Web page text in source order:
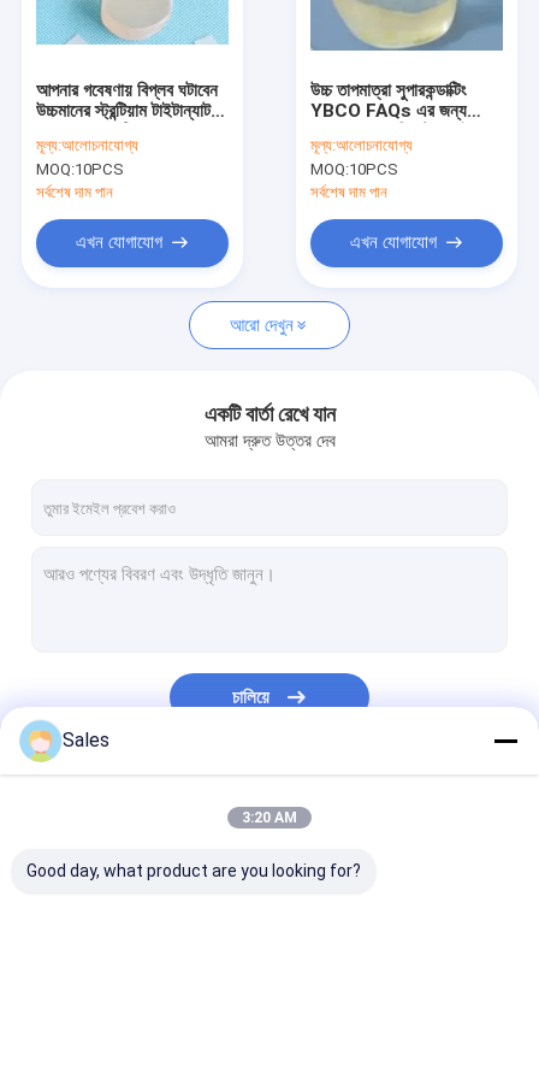
কারখানা পরিদর্শন
আমাদের সাথে যোগাযোগ
মামলা
একটি উদ্ধৃতি অনুরোধ করুন
LiTaO3 ওয়েফার
লিথিয়াম ট্যানটালেট ওয়েফার
সিলিকন বিস্কুট
আপনার গবেষণায় বিপ্লব ঘটাবেন
উচ্চমানের স্ট্রন্টিয়াম টাইটান্যাট
অপরাজেয় বিশুদ্ধতা স্থিতিশীলতা
এবং পুনরুত্পাদনযোগ্যতা
মূল্য:আলোচনাযোগ্য
MOQ:10PCS
সর্বশেষ দাম পান
এখন যোগাযোগ
উচ্চ তাপমাত্রা সুপারকন্ডাক্টিং
YBCO FAQs এর জন্য
ইলেকট্রিক ওয়েফার
মূল্য:আলোচনাযোগ্য
MOQ:10PCS
সর্বশেষ দাম পান
এখন যোগাযোগ
আরো দেখুন
একটি বার্তা রেখে যান
আমরা দ্রুত উত্তর দেব
চালিয়ে
Sales
3:20 AM
Good day, what product are you looking for?